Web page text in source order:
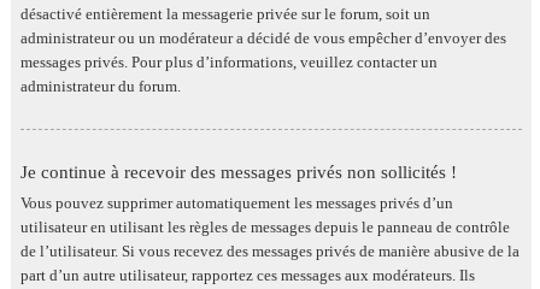
désactivé entièrement la messagerie privée sur le forum, soit un
administrateur ou un modérateur a décidé de vous empêcher d’envoyer des
messages privés. Pour plus d’informations, veuillez contacter un
administrateur du forum.
Je continue à recevoir des messages privés non sollicités !
Vous pouvez supprimer automatiquement les messages privés d’un
utilisateur en utilisant les règles de messages depuis le panneau de contrôle
de l’utilisateur. Si vous recevez des messages privés de manière abusive de la
part d’un autre utilisateur, rapportez ces messages aux modérateurs. Ils